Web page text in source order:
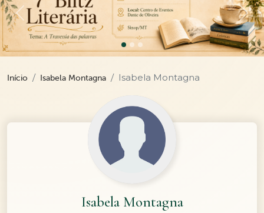
Previous
Início Isabela Montagna Isabela Montagna
Isabela Montagna